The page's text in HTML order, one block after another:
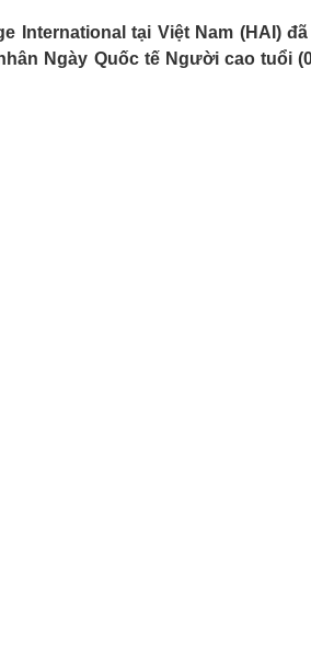
International tại Việt Nam (HAI)
Ngày Quốc tế Người cao tuổi